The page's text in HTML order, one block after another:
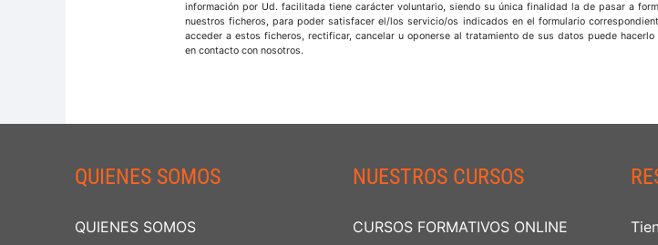
información por Ud. facilitada tiene carácter voluntario, siendo su única finalidad la de pasar a
nuestros ficheros, para poder satisfacer el/los servicio/os indicados en el formulario
acceder a estos ficheros, rectificar, cancelar u oponerse al tratamiento de sus datos puede hacerlo
en contacto con nosotros.
QUIENES SOMOS
QUIENES SOMOS
NUESTROS CURSOS
CURSOS FORMATIVOS ONLINE